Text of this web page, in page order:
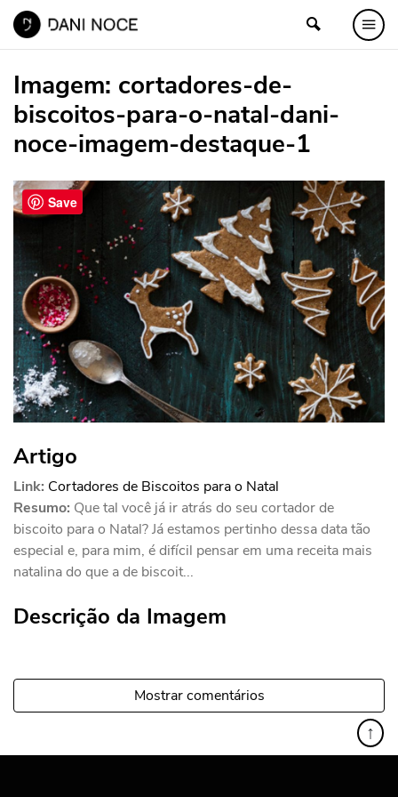
Imagem: cortadores-de-
biscoitos-para-o-natal-dani-
noce-imagem-destaque-1
Artigo
Link: Cortadores de Biscoitos para o Natal
Resumo: Que tal você já ir atrás do seu cortador de
biscoito para o Natal? Já estamos pertinho dessa data tão
especial e, para mim, é difícil pensar em uma receita mais
natalina do que a de biscoit...
Descrição da Imagem
Mostrar comentários
↑
Save